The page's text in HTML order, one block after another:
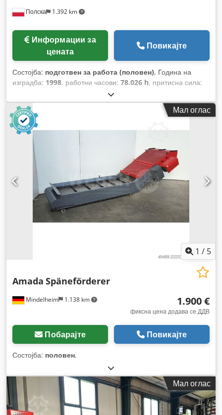
Полска 1.392 km
цената
Повикајте
Состојба: подготвен за работа (половен), Година на
изградба: 1998, работни часови: 78.026 h, притисна сила:
6.750 кг, број на оски:
Мал оглас
1 / 5
Mindelheim 1.138 km
Amada Späneförderer
1.900 €
фиксна цена додава се ДДВ
Побарајте Повикајте
Состојба: половен,
Мал оглас